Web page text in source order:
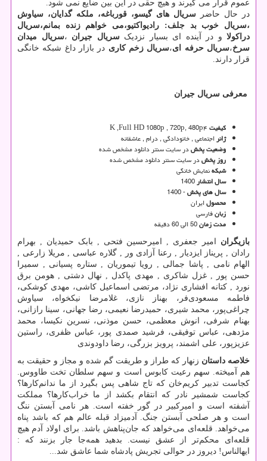
عموم قرار می گیرند و هیچ حقی در این بین ضایع نمی شود.
در حال حاضر سریال های گیسو، قورباغه، ملکه گدایان، سیاوش
،سریال خوب بد جلف: رادیواکتیو،می خواهم زنده بمانم،سریال
دراکولا و در آینده ای بسیار نزدیکسریال جیران ،سریال میدان
سرخ،سریال حرفه ای،سریال زخم کاری در بازار داغ شبکه خانگی
قرار دارند.
معرفی سریال جیران
کیفیت۴K ,Full HD 1080p , 720p, 480p
ژانراجتماعی , خانودادگی , درام , عاشقانه
وضعیت پخشدر سایت سنتر دانلود مشخص شده
روز پخشدر سایت سنتر دانلود مشخص شده
شبکهنمایش خانگی
سال انتشار1400
سال های پخش- 1400
محصولایران
زبانفارسی
مدت زمان50 الی 60 دقیقه
بازیگران
امیر جعفری , امیرحسین فتحی , بابک حمیدیان , بهرام
رادان , پریناز ایزدیار , رعنا آزادی ور , گلاره عباسی , مریلا زارعی ,
الهام نامی , پاشا جمالی , رویا تیموریان , ستاره پسیانی , سمیرا
حسن پور , غزل شاکری , مهدی پاکدل , نهال دشتی , هومن برق
نورد , کتانه افشاری نژاد، مرتضی اسماعیل کاشی، مهدی کوشکی،
فاطمه مسعودی‌فر، بهناز نازی، غلامرضا نیکخواه، سیاوش
چراغی‌پور، محمد شیری، حمیدرضا نعیمی، رضا جهانی، سینا رازانی،
بهنام شرفی، انوش معظمی، حسن موذنی، نسرین نکیسا، محمد
مژدهی، عباس توفیقی، فرشید صمدی پور، عباس ظفری، راستین
عزیزپور، علی اشمند، پرویز بزرگی، رضا داودوندی
خلاصه داستان زنهار که طراز و طریقت گم شده و مجاز و حقیقت به
هم آمیخته. سهم رعیت کابوس است و سهم سلطان تخت طاووس.
کجاست تدبیر کریم‌خان که تاج شاهی پس بگیرد از ما ندانم‌کارها؟
کجاست شمشیر نادر که انتقام بکشد از ما خراب‌کارها؟ مملکت
آشفته است و امیرکبیر در گور خفته است. هر نامی آبستن ننگ
است و هر صلحی آبستن جنگ. آدمیزاد قبله عالم هم که باشد پناه
می‌خواهد. قلعه‌ای می‌خواهد که جان‌پناهش باشد. برای اولاد آدم هیچ
قلعه‌ای محکم‌تر از عشق نیست. بدهید همه‌جا جار بزنند که :
ایهالناس! دیروز در حوالی تجریش پادشاه شما عاشق شد...